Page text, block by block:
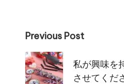
Post
navigation
Previous Post
私が興味を
させてくだ